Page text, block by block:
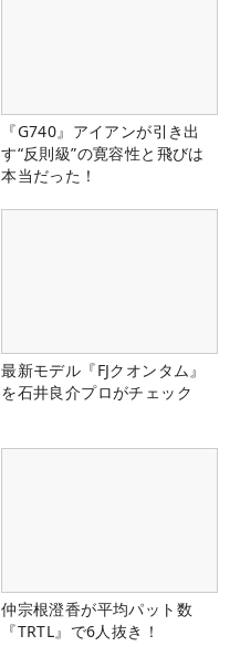
『G740』アイアンが引き出
す“反則級”の寛容性と飛びは
本当だった！
最新モデル『FJクオンタム』
を石井良介プロがチェック
仲宗根澄香が平均パット数
『TRTL』で6人抜き！